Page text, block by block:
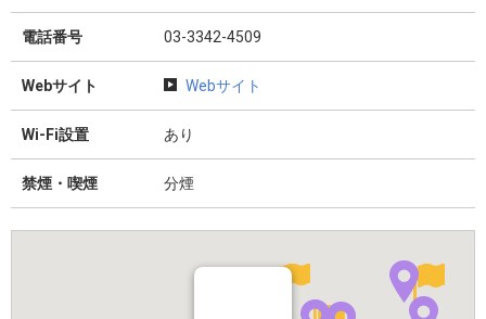
電話番号 03-3342-4509
Webサイト Webサイト
Wi-Fi設置 あり
禁煙・喫煙 分煙